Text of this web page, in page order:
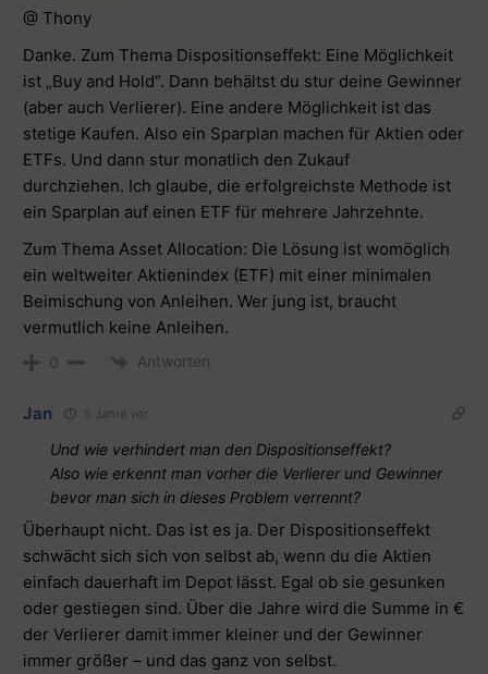
@ Thony
Danke. Zum Thema Dispositionseffekt: Eine Möglichkeit
ist „Buy and Hold“. Dann behältst du stur deine Gewinner
(aber auch Verlierer). Eine andere Möglichkeit ist das
stetige Kaufen. Also ein Sparplan machen für Aktien oder
ETFs. Und dann stur monatlich den Zukauf
durchziehen. Ich glaube, die erfolgreichste Methode ist
ein Sparplan auf einen ETF für mehrere Jahrzehnte.
Zum Thema Asset Allocation: Die Lösung ist womöglich
ein weltweiter Aktienindex (ETF) mit einer minimalen
Beimischung von Anleihen. Wer jung ist, braucht
vermutlich keine Anleihen.
0 Antworten
Jan 5 Jahre vor
Und wie verhindert man den Dispositionseffekt?
Also wie erkennt man vorher die Verlierer und Gewinner
bevor man sich in dieses Problem verrennt?
Überhaupt nicht. Das ist es ja. Der Dispositionseffekt
schwächt sich sich von selbst ab, wenn du die Aktien
einfach dauerhaft im Depot lässt. Egal ob sie gesunken
oder gestiegen sind. Über die Jahre wird die Summe in €
der Verlierer damit immer kleiner und der Gewinner
immer größer – und das ganz von selbst.